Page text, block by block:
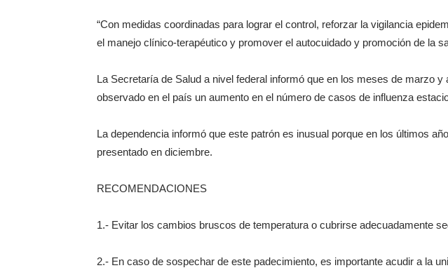
“Con medidas coordinadas para lograr el control, reforzar la vigilancia
el manejo clínico-terapéutico y promover el autocuidado y promoción de la
La Secretaría de Salud a nivel federal informó que en los meses de marzo y
observado en el país un aumento en el número de casos de influenza
La dependencia informó que este patrón es inusual porque en los últimos
presentado en diciembre.
RECOMENDACIONES
1.- Evitar los cambios bruscos de temperatura o cubrirse adecuadamente
2.- En caso de sospechar de este padecimiento, es importante acudir a la